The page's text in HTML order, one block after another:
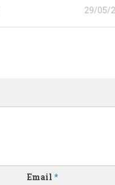
29/05/
Email*